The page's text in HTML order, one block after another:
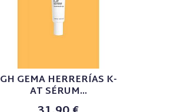
GH GEMA HERRERÍAS K-
AT SÉRUM...